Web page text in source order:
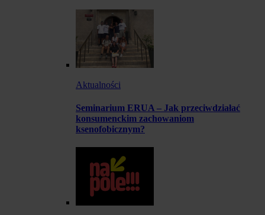
Aktualności
Seminarium ERUA – Jak przeciwdziałać
konsumenckim zachowaniom
ksenofobicznym?